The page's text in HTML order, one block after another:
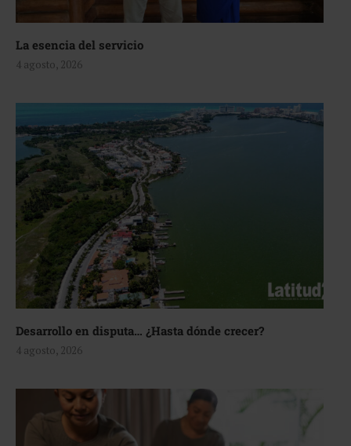
La esencia del servicio
4 agosto, 2026
Desarrollo en disputa… ¿Hasta dónde crecer?
4 agosto, 2026